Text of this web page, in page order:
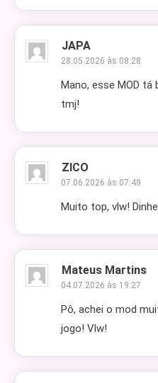
JAPA
28.05.2026 às 08:28
Mano, esse MOD tá
tmj!
ZICO
07.06.2026 às 07:49
Muito top, vlw!
Mateus Martins
04.07.2026 às 19:27
Pô, achei o mod
jogo! Vlw!